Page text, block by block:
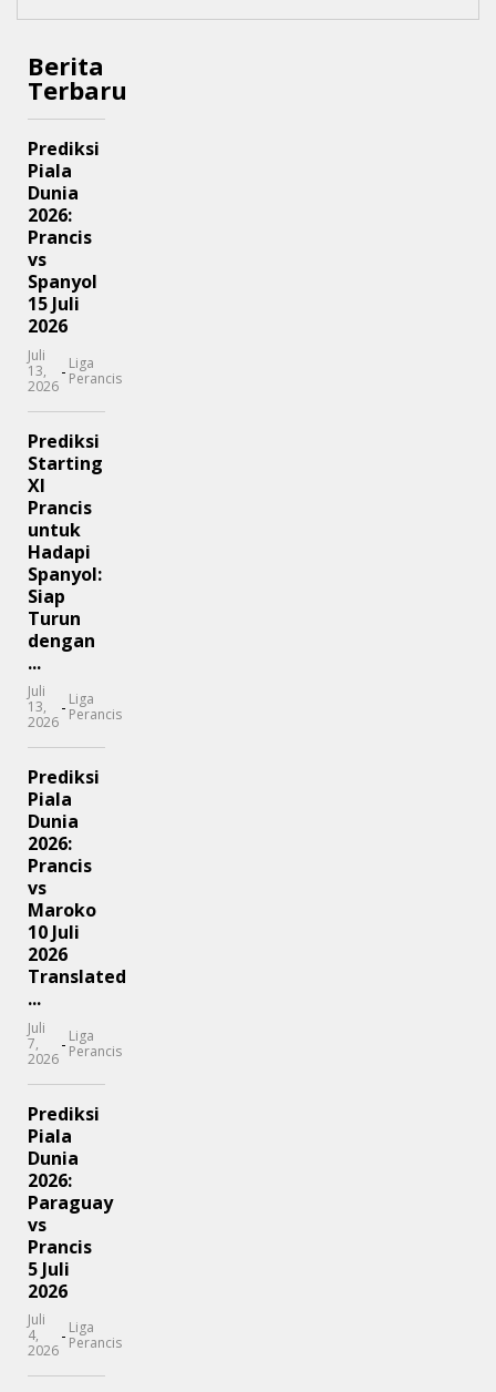
Berita
Terbaru
Prediksi
Piala
Dunia
2026:
Prancis
vs
Spanyol
15 Juli
2026
Juli
13,
2026
- Liga
Perancis
Prediksi
Starting
XI
Prancis
untuk
Hadapi
Spanyol:
Siap
Turun
dengan
...
Juli
13,
2026
- Liga
Perancis
Prediksi
Piala
Dunia
2026:
Prancis
vs
Maroko
10 Juli
2026
Translated
...
Juli
7,
2026
- Liga
Perancis
Prediksi
Piala
Dunia
2026:
Paraguay
vs
Prancis
5 Juli
2026
Juli
4,
2026
- Liga
Perancis